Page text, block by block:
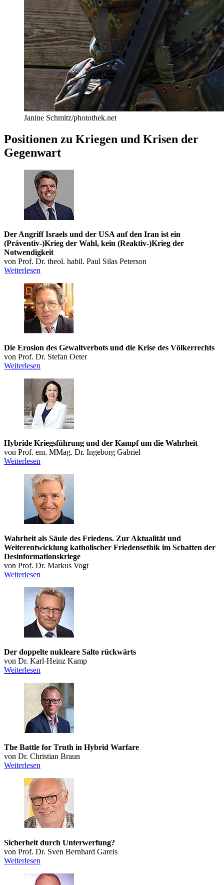
Janine Schmitz/photothek.net
Positionen zu Kriegen und Krisen der
Gegenwart
Der Angriff Israels und der USA auf den Iran ist ein
(Präventiv-)Krieg der Wahl, kein (Reaktiv-)Krieg der
Notwendigkeit
von Prof. Dr. theol. habil. Paul Silas Peterson
Weiterlesen
Die Erosion des Gewaltverbots und die Krise des Völkerrechts
von Prof. Dr. Stefan Oeter
Weiterlesen
Hybride Kriegsführung und der Kampf um die Wahrheit
von Prof. em. MMag. Dr. Ingeborg Gabriel
Weiterlesen
Wahrheit als Säule des Friedens. Zur Aktualität und
Weiterentwicklung katholischer Friedensethik im Schatten der
Desinformationskriege
von Prof. Dr. Markus Vogt
Weiterlesen
Der doppelte nukleare Salto rückwärts
von Dr. Karl-Heinz Kamp
Weiterlesen
The Battle for Truth in Hybrid Warfare
von Dr. Christian Braun
Weiterlesen
Sicherheit durch Unterwerfung?
von Prof. Dr. Sven Bernhard Gareis
Weiterlesen